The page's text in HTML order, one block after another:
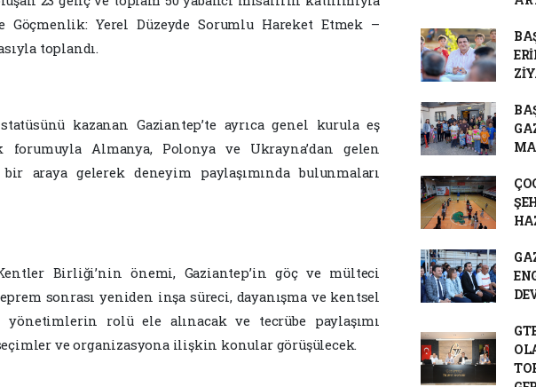
Yerel Düzeyde Sorumlu Hareket Etmek –
toplandı.
kazanan Gaziantep’te ayrıca genel kurula eş
Almanya, Polonya ve Ukrayna’dan gelen
araya gelerek deneyim paylaşımında bulunmaları
Birliği’nin önemi, Gaziantep’in göç ve mülteci
sonrası yeniden inşa süreci, dayanışma ve kentsel
rolü ele alınacak ve tecrübe paylaşımı
ve organizasyona ilişkin konular görüşülecek.